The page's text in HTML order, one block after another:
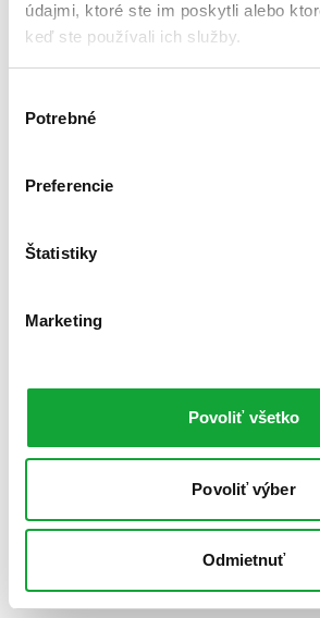
údajmi, ktoré ste im poskytli alebo
keď ste používali ich služby.
súhlasu
Potrebné
Preferencie
Štatistiky
Marketing
Povoliť všetko
Povoliť výber
Odmietnuť